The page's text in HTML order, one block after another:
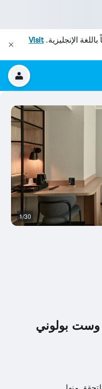
الإنجليزية.Visit
وست بولوني
1/30